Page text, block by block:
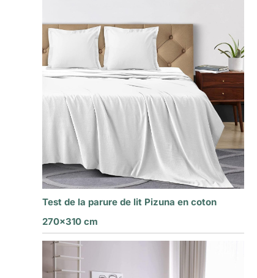
Test de la parure de lit Pizuna en coton
270×310 cm